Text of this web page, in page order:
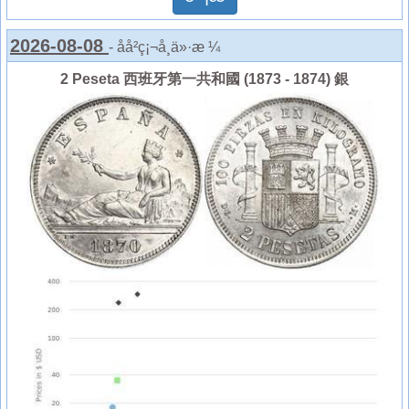
2026-08-08 - åå²ç¡¬å¸ä»·æ ¼
2 Peseta 西班牙第一共和國 (1873 - 1874) 銀